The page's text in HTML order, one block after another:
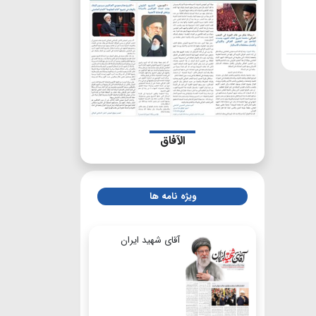
الآفاق
ویژه نامه ها
آقای شهید ایران